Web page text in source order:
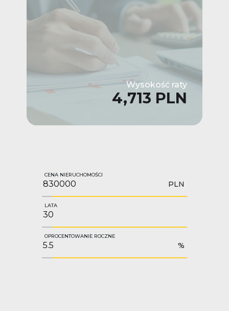
Wysokość raty
4,713 PLN
CENA NIERUCHOMOŚCI
PLN
LATA
OPROCENTOWANIE ROCZNE
%